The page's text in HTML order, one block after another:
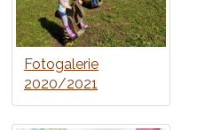
Fotogalerie
2020/2021